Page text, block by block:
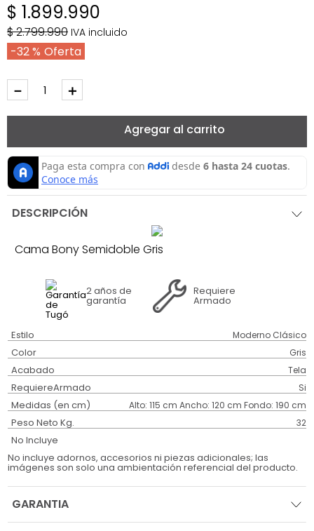
$ 1.899.990
$2.799.990 IVA incluido
32 %
＋
－
Agregar al carrito
DESCRIPCIÓN
Cama Bony Semidoble Gris
2 años de
garantía
Requiere
Armado
Estilo Moderno Clásico
Color Gris
Acabado Tela
RequiereArmado Si
Medidas (en cm) Alto: 115 cm Ancho: 120 cm Fondo: 190 cm
Peso Neto Kg. 32
No Incluye
No incluye adornos, accesorios ni piezas adicionales; las
imágenes son solo una ambientación referencial del producto.
GARANTIA